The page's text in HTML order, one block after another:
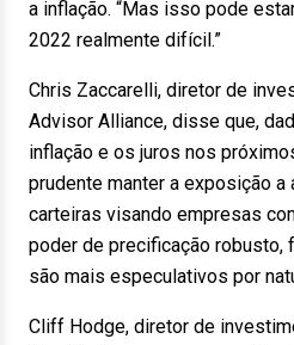
a inflação. “Mas isso pode
2022 realmente difícil.”
Chris Zaccarelli, diretor de
Advisor Alliance, disse que,
inflação e os juros nos
prudente manter a exposição a
carteiras visando empresas
poder de precificação robusto,
são mais especulativos por
Cliff Hodge, diretor de